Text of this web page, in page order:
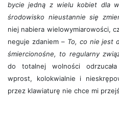
bycie jedną z wielu kobiet dla
środowisko nieustannie się
niej nabiera wielowymiarowości,
neguje zdaniem – To, co nie jest
śmiercionośne, to regularny
do totalnej wolności
wprost, kolokwialnie i
przez klawiaturę nie chce mi